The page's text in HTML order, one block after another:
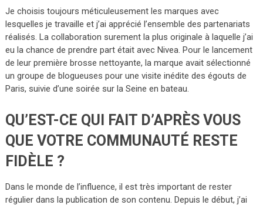
Je choisis toujours méticuleusement les marques avec
lesquelles je travaille et j’ai apprécié l’ensemble des partenariats
réalisés. La collaboration surement la plus originale à laquelle j’ai
eu la chance de prendre part était avec Nivea. Pour le lancement
de leur première brosse nettoyante, la marque avait sélectionné
un groupe de blogueuses pour une visite inédite des égouts de
Paris, suivie d’une soirée sur la Seine en bateau.
QU’EST-CE QUI FAIT D’APRÈS VOUS
QUE VOTRE COMMUNAUTÉ RESTE
FIDÈLE ?
Dans le monde de l’influence, il est très important de rester
régulier dans la publication de son contenu. Depuis le début, j’ai